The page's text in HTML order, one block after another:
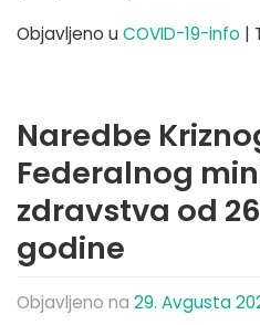
Objavljeno u COVID-19-info |
Naredbe
Federalnog
zdravstva od
godine
Objavljeno na 29. Avgusta